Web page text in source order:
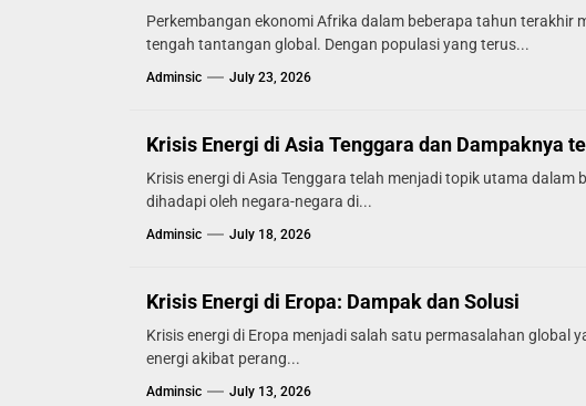
Perkembangan ekonomi Afrika dalam beberapa tahun terakhir
tengah tantangan global. Dengan populasi yang terus...
Adminsic July 23, 2026
Krisis Energi di Asia Tenggara dan Dampaknya
Krisis energi di Asia Tenggara telah menjadi topik utama
dihadapi oleh negara-negara di...
Adminsic July 18, 2026
Krisis Energi di Eropa: Dampak dan Solusi
Krisis energi di Eropa menjadi salah satu permasalahan global
energi akibat perang...
Adminsic July 13, 2026